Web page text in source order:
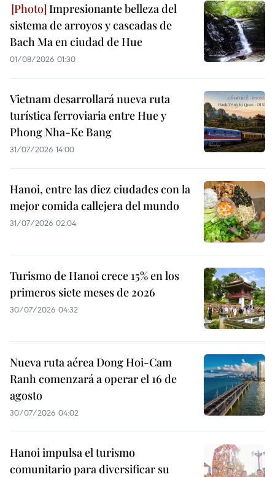
Impresionante belleza del
sistema de arroyos y cascadas de
Bach Ma en ciudad de Hue
01/08/2026 01:30
Vietnam desarrollará nueva ruta
turística ferroviaria entre Hue y
Phong Nha-Ke Bang
31/07/2026 14:00
Hanoi, entre las diez ciudades con la
mejor comida callejera del mundo
31/07/2026 02:04
Turismo de Hanoi crece 15% en los
primeros siete meses de 2026
30/07/2026 04:32
Nueva ruta aérea Dong Hoi-Cam
Ranh comenzará a operar el 16 de
agosto
30/07/2026 04:02
Hanoi impulsa el turismo
comunitario para diversificar su